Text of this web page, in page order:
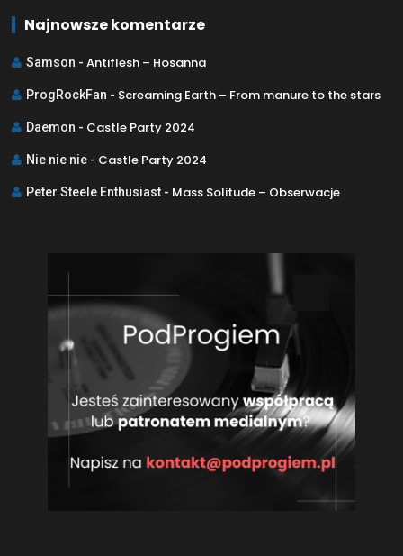
Najnowsze komentarze
Samson - Antiflesh – Hosanna
ProgRockFan - Screaming Earth – From manure to the stars
Daemon - Castle Party 2024
Nie nie nie - Castle Party 2024
Peter Steele Enthusiast - Mass Solitude – Obserwacje